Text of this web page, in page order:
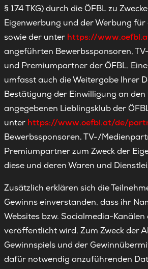
§ 174 TKG) durch die ÖFBL zu
Eigenwerbung und der Werbung für
sowie der unter https://
angeführten Bewerbssponsoren,
und Premiumpartner der ÖFBL.
umfasst auch die Weitergabe Ihrer
Bestätigung der Einwilligung an den
angegebenen Lieblingsklub der
unter https://www.oefbl.at/de/
Bewerbssponsoren, TV-/
Premiumpartner zum Zweck der
diese und deren Waren und
Zusätzlich erklären sich die
Gewinns einverstanden, dass ihr
Websites bzw. Socialmedia-Kanälen
veröffentlicht wird. Zum Zweck der
Gewinnspiels und der
dafür notwendig anzuführenden